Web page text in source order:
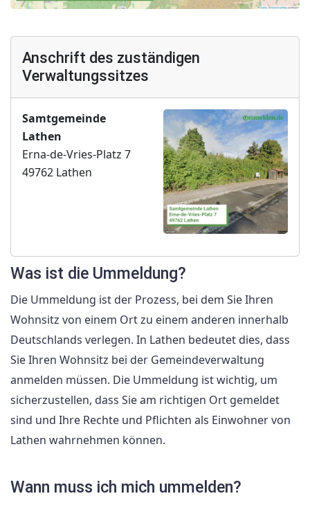
Anschrift des zuständigen
Verwaltungssitzes
Samtgemeinde
Lathen
Erna-de-Vries-Platz 7
49762 Lathen
Was ist die Ummeldung?
Die Ummeldung ist der Prozess, bei dem Sie Ihren
Wohnsitz von einem Ort zu einem anderen innerhalb
Deutschlands verlegen. In Lathen bedeutet dies, dass
Sie Ihren Wohnsitz bei der Gemeindeverwaltung
anmelden müssen. Die Ummeldung ist wichtig, um
sicherzustellen, dass Sie am richtigen Ort gemeldet
sind und Ihre Rechte und Pflichten als Einwohner von
Lathen wahrnehmen können.
Wann muss ich mich ummelden?